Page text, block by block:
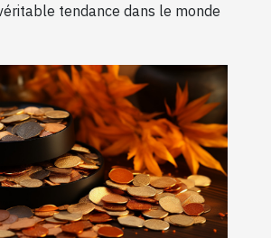
tendance dans le monde